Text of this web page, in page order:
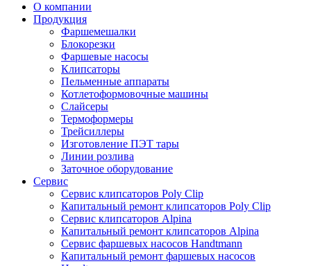
О компании
Продукция
Фаршемешалки
Блокорезки
Фаршевые насосы
Клипсаторы
Пельменные аппараты
Котлетоформовочные машины
Слайсеры
Термоформеры
Трейсиллеры
Изготовление ПЭТ тары
Линии розлива
Заточное оборудование
Сервис
Сервис клипсаторов Poly Clip
Капитальный ремонт клипсаторов Poly Clip
Сервис клипсаторов Alpina
Капитальный ремонт клипсаторов Alpina
Сервис фаршевых насосов Handtmann
Капитальный ремонт фаршевых насосов